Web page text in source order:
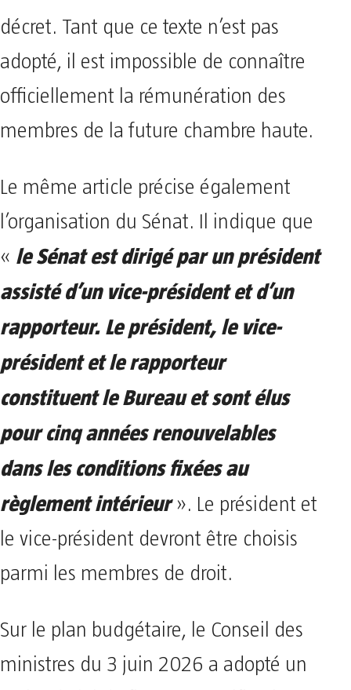
décret. Tant que ce texte n’est pas
adopté, il est impossible de connaître
officiellement la rémunération des
membres de la future chambre haute.
Le même article précise également
l’organisation du Sénat. Il indique que
« le Sénat est dirigé par un président
assisté d’un vice-président et d’un
rapporteur. Le président, le vice-
président et le rapporteur
constituent le Bureau et sont élus
pour cinq années renouvelables
dans les conditions fixées au
règlement intérieur». Le président et
le vice-président devront être choisis
parmi les membres de droit.
Sur le plan budgétaire, le Conseil des
ministres du 3 juin 2026 a adopté un